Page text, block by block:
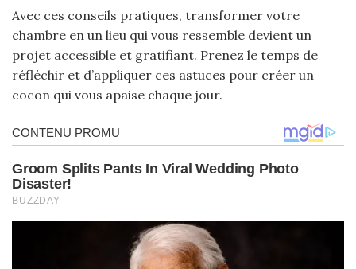
Avec ces conseils pratiques, transformer votre
chambre en un lieu qui vous ressemble devient un
projet accessible et gratifiant. Prenez le temps de
réfléchir et d’appliquer ces astuces pour créer un
cocon qui vous apaise chaque jour.